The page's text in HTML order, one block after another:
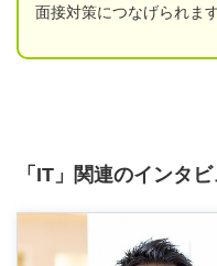
面接対策につなげられます
「IT」関連のインタ